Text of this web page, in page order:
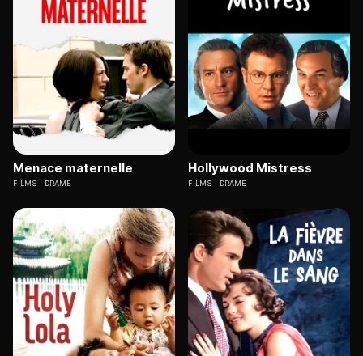
Menace maternelle
FILMS DRAME
Hollywood Mistress
FILMS DRAME